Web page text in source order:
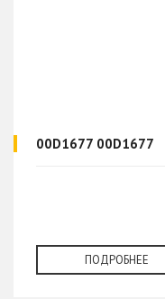
00D1677 00D1677
ПОДРОБНЕЕ